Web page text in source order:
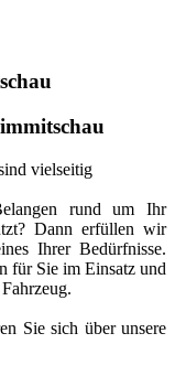
vielseitig
rund um Ihr
Dann erfüllen wir
Ihrer Bedürfnisse.
für Sie im Einsatz und
Sie sich über unsere